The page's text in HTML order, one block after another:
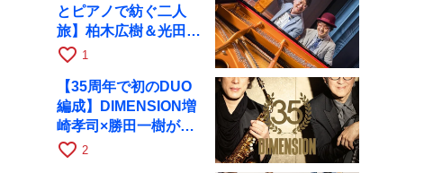
とピアノで紡ぐ二人
旅】柏木広樹＆光田健
一が11月12日に京都
favorite_border 1
【35周年で初のDUO
編成】DIMENSION増
崎孝司×勝田一樹が10
月11日に京都RAGへ
favorite_border 2